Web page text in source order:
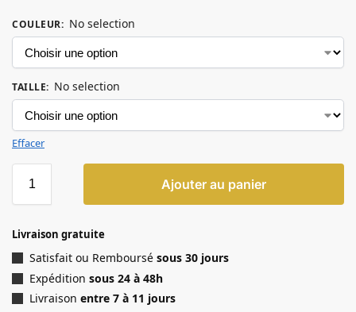
COULEUR: No selection
TAILLE: No selection
Effacer
Ajouter au panier
Livraison gratuite
Satisfait ou Remboursé sous 30 jours
Expédition sous 24 à 48h
Livraison entre 7 à 11 jours